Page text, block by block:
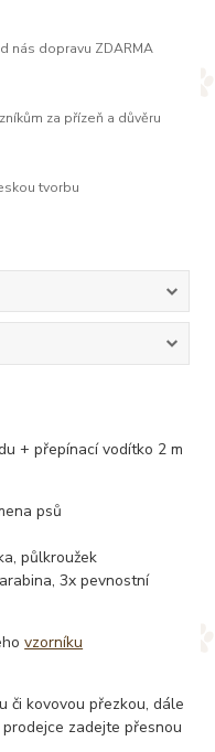
nás dopravu ZDARMA
za přízeň a důvěru
tvorbu
+ přepínací vodítko 2 m
psů
půlkroužek
3x pevnostní
vzorníku
či kovovou přezkou, dále
zadejte přesnou